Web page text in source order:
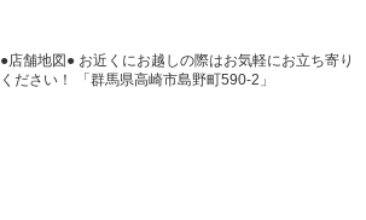
●店舗地図● お近くにお越しの際はお気軽にお立ち寄り
ください！ 「群馬県高崎市島野町590-2」